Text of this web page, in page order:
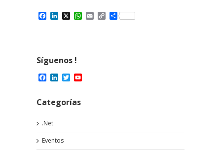
Facebook
LinkedIn
X WhatsApp
EmailCopyCompartir
Síguenos !
Facebook
LinkedIn
Twitter
Categorías
.Net
Eventos